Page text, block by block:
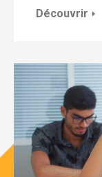
Découvrir